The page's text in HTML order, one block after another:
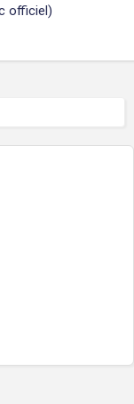
officiel)